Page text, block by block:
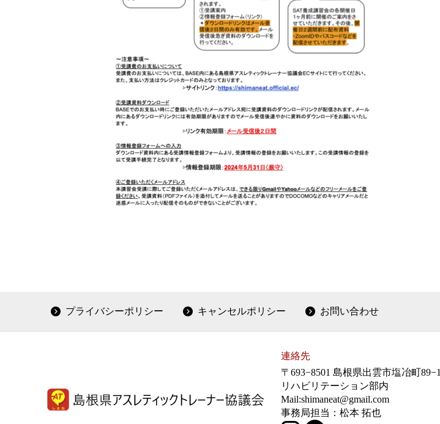
プライバシーポリシー キャンセルポリシー お問い合わせ
連絡先
〒693−8501 島根県出雲市塩冶町89−1
リハビリテーション部内
Mail:shimaneat@gmail.com
事務局担当：松本 拓也